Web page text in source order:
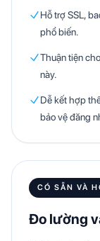
Hỗ trợ SSL,
phổ biến.
Thuận tiện
này.
Dễ kết hợp
bảo vệ đăng
CÓ SẴN VÀ
Đo lường